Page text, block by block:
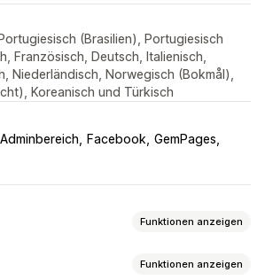
(Brasilien), Portugiesisch
Französisch, Deutsch, Italienisch,
Niederländisch, Norwegisch (Bokmål),
Koreanisch und Türkisch
Facebook GemPages
Funktionen anzeigen
Funktionen anzeigen